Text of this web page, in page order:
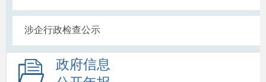
涉企行政检查公示
政府信息